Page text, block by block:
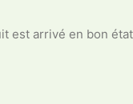
est arrivé en bon